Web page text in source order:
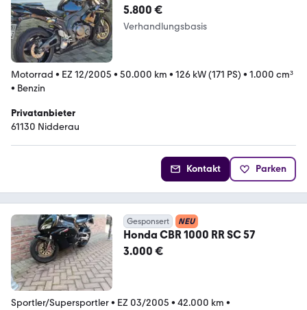
5.800 €
Verhandlungsbasis
Motorrad • EZ 12/2005 • 50.000 km • 126 kW (171 PS) • 1.000 cm³
• Benzin
Privatanbieter
61130 Nidderau
Kontakt Parken
Gesponsert NEU
Honda CBR 1000 RR SC 57
3.000 €
Sportler/Supersportler• EZ 03/2005 • 42.000 km •